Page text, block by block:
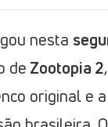
nesta
de Zootopia 2
original e